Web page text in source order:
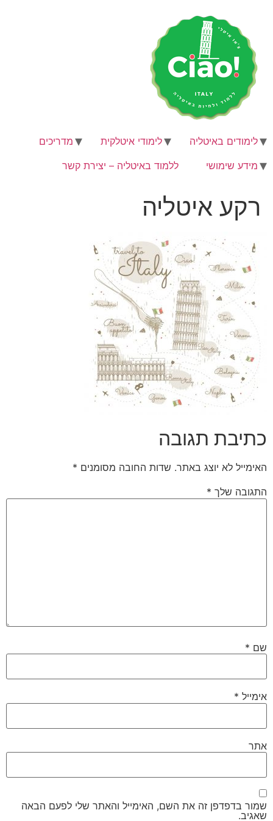
לימודים באיטליה לימודי איטלקית
מדריכים
מידע שימושי
ללמוד באיטליה – יצירת קשר
רקע איטליה
כתיבת תגובה
האימייל לא יוצג באתר. שדות החובה מסומנים *
התגובה שלך *
שם *
אימייל *
אתר
שמור בדפדפן זה את השם, האימייל והאתר שלי לפעם הבאה
שאגיב.